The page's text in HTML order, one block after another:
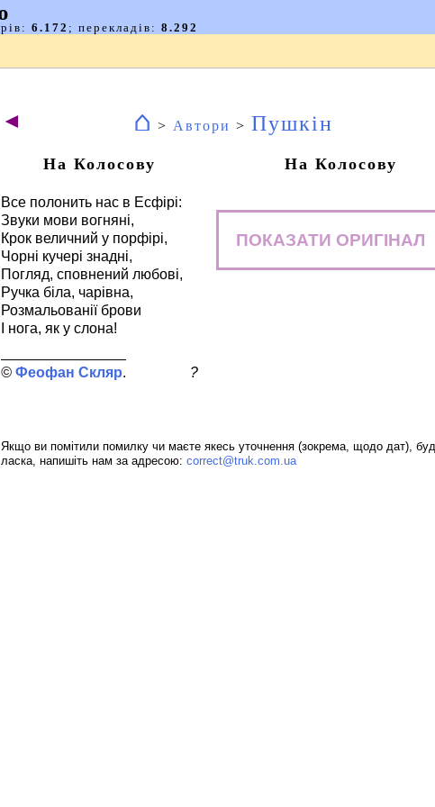
◄ ⌂ > Автори > Пушкін
На Колосову
Все полонить нас в Есфірі:
Звуки мови вогняні,
Крок величний у порфірі,
Чорні кучері знадні,
Погляд, сповнений любові,
Ручка біла, чарівна,
Розмальованії брови
І нога, як у слона!
Феофан Скляр ?
На Колосову
ПОКАЗАТИ ОРИГІНАЛ
Якщо ви помітили помилку чи маєте якесь уточнення (зокрема, щодо дат),
ласка, напишіть нам за адресою: correct@truk.com.ua